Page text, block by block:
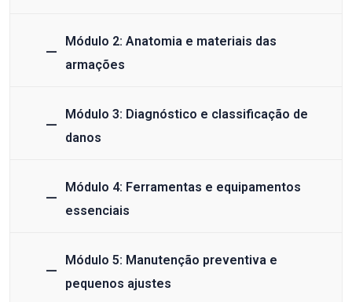
Módulo 2: Anatomia e materiais das
armações
Módulo 3: Diagnóstico e classificação de
danos
Módulo 4: Ferramentas e equipamentos
essenciais
Módulo 5: Manutenção preventiva e
pequenos ajustes